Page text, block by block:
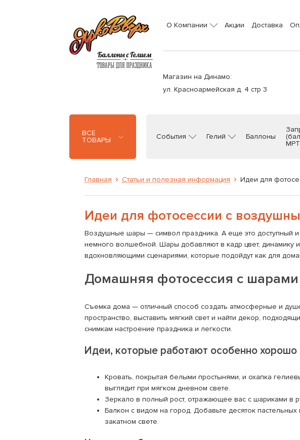
О Компании Акции Доставка
Магазин на Динамо:
ул. Красноармейская д. 4 стр 3
ВСЕ
ТОВАРЫ
События Гелий Баллоны
Главная Статьи и полезная информация Идеи для
Идеи для фотосессии с
Воздушные шары — символ праздника. А еще это доступный
немного волшебной. Шары добавляют в кадр цвет, динамику
вдохновляющими сценариями, которые подойдут как для
Домашняя фотосессия с шарами
Съемка дома — отличный способ создать атмосферные и
пространство, выставить мягкий свет и найти декор,
снимкам настроение праздника и легкости.
Идеи, которые работают особенно хорошо
Кровать, покрытая белыми простынями, и охапка
выглядит при мягком дневном свете.
Зеркало в полный рост, отражающее вас с шариками в
Балкон с видом на город. Добавьте десяток
закатном свете.